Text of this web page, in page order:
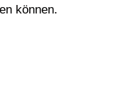
können.